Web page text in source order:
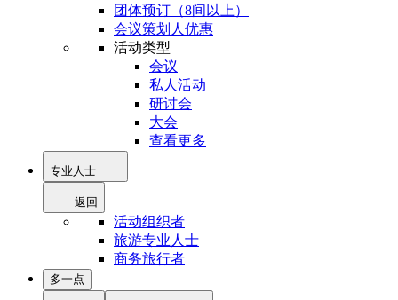
团体预订（8间以上）
会议策划人优惠
活动类型
会议
私人活动
研讨会
大会
查看更多
专业人士
返回
活动组织者
旅游专业人士
商务旅行者
多一点